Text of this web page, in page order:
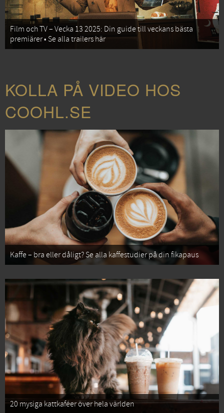
Film och TV – Vecka 13 2025: Din guide till veckans bästa
premiärer • Se alla trailers här
KOLLA PÅ VIDEO HOS
COOHL.SE
Kaffe – bra eller dåligt? Se alla kaffestudier på din fikapaus
20 mysiga kattkaféer över hela världen